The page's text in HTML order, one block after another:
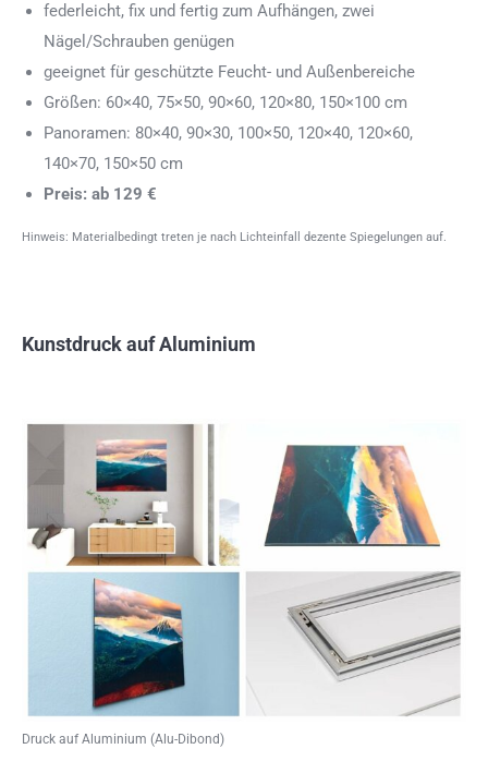
federleicht, fix und fertig zum Aufhängen, zwei
Nägel/Schrauben genügen
geeignet für geschützte Feucht- und Außenbereiche
Größen: 60×40, 75×50, 90×60, 120×80, 150×100 cm
Panoramen: 80×40, 90×30, 100×50, 120×40, 120×60,
140×70, 150×50 cm
Preis: ab 129 €
Hinweis: Materialbedingt treten je nach Lichteinfall dezente Spiegelungen auf.
Kunstdruck auf Aluminium
Druck auf Aluminium (Alu-Dibond)